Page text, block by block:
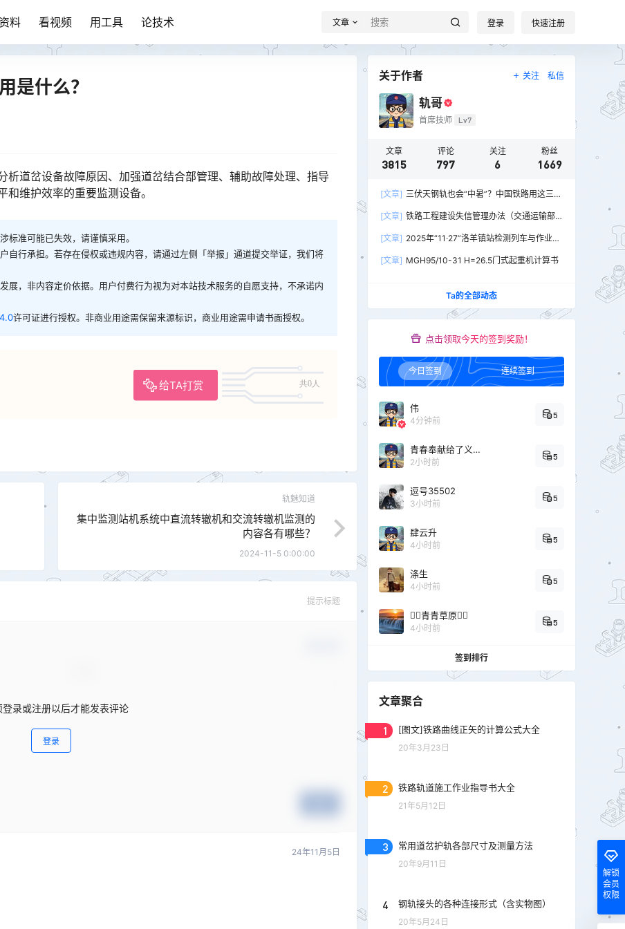
料 看视频 用工具 论技术 文章 登录 快速注册
是什么？
析道岔设备故障原因、加强道岔结合部管理、辅助故障处理、指导
维护效率的重要监测设备。󠅅󠅃󠄵󠅂󠄪󠇖󠆨󠆨󠇕󠆞󠆒󠅬󠇘󠆭󠆘󠇙󠆝󠅵󠇗󠆭󠆁󠄐󠇗󠅹󠅸󠇖󠆍󠅳󠇖󠅹󠅰󠇖󠆌󠅹
标准可能已失效，请谨慎采用。
自行承担。若存在侵权或违规内容，请通过左侧「举报」通道提交举证，我们将
展，非内容定价依据。用户付费行为视为对本站技术服务的自愿支持，不承诺内
许可证进行授权。非商业用途需保留来源标识，商业用途需申请书面授权。
给TA打赏 共0人
轨魅知道
集中监测站机系统中直流转辙机和交流转辙机监测的
内容各有哪些？
2024-11-5 0:00:00
提示标题
登录或注册以后才能发表评论
登录
24年11月5日
关于作者 关注 私信
轨哥
首席技师 Lv7
文章
3815
评论
797
关注
6
粉丝
1669
[文章] 三伏天钢轨也会“中暑”？中国铁路用这三招
[文章] 铁路工程建设失信管理办法（交通运输部
[文章] 2025年“11·27”洛羊镇站检测列车与作业人
[文章] MGH95/10-31 H=26.5门式起重机计算书
Ta的全部动态
点击领取今天的签到奖励！
今日签到 连续签到
伟
4分钟前
5
青春奉献给了义务教育
2小时前
5
逗号35502
3小时前
5
肆云升
4小时前
5
涤生
4小时前
5
青青草原
4小时前
5
签到排行
文章聚合
1 [图文]铁路曲线正矢的计算公式大全
20年3月23日
2 铁路轨道施工作业指导书大全
21年5月12日
3 常用道岔护轨各部尺寸及测量方法
20年9月11日
4 钢轨接头的各种连接形式（含实物图）
20年5月24日
解锁
会员
权限